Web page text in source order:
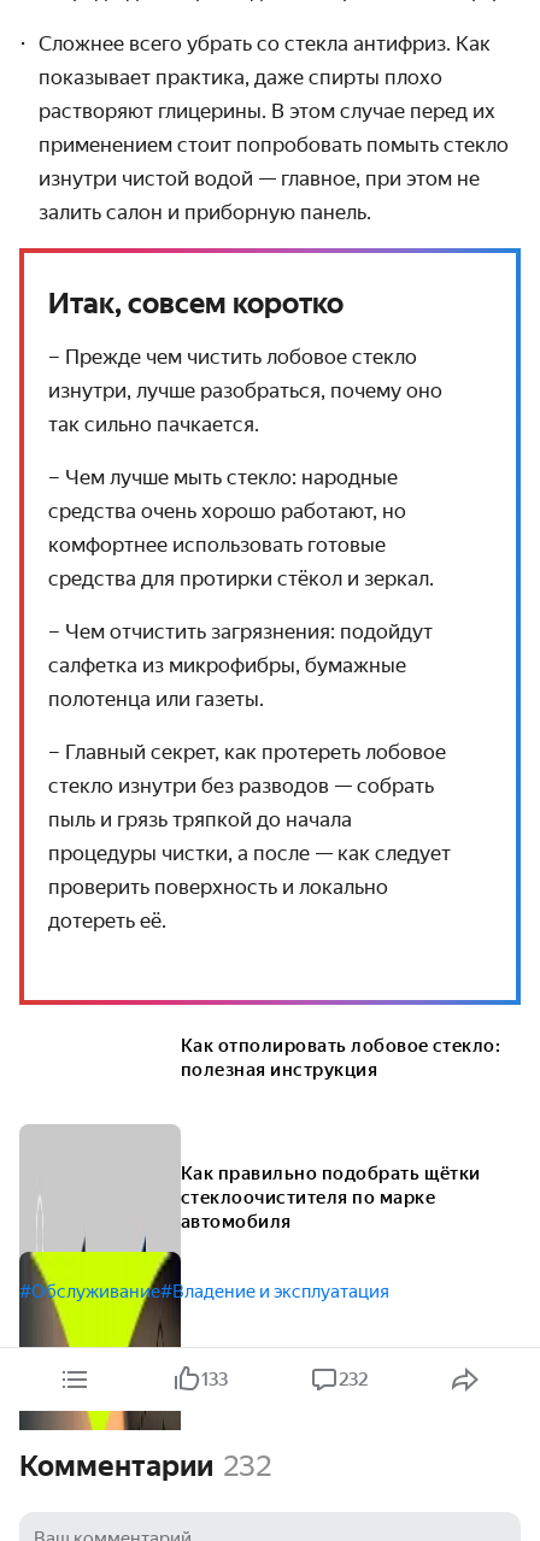
Сложнее всего убрать со стекла антифриз. Как
показывает практика, даже спирты плохо
растворяют глицерины. В этом случае перед их
применением стоит попробовать помыть стекло
изнутри чистой водой — главное, при этом не
залить салон и приборную панель.
Итак, совсем коротко
– Прежде чем чистить лобовое стекло
изнутри, лучше разобраться, почему оно
так сильно пачкается.
– Чем лучше мыть стекло: народные
средства очень хорошо работают, но
комфортнее использовать готовые
средства для протирки стёкол и зеркал.
– Чем отчистить загрязнения: подойдут
салфетка из микрофибры, бумажные
полотенца или газеты.
– Главный секрет, как протереть лобовое
стекло изнутри без разводов — собрать
пыль и грязь тряпкой до начала
процедуры чистки, а после — как следует
проверить поверхность и локально
дотереть её.
Как отполировать лобовое стекло:
полезная инструкция
Как правильно подобрать щётки
стеклоочистителя по марке
автомобиля
#Обслуживание#Владение и эксплуатация
133 232
Комментарии 232